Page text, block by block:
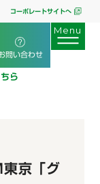
コーポレートサイトへ
ら
問い合わせ
京「グ